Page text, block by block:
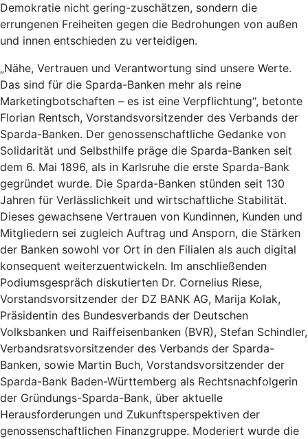
Demokratie nicht gering-zuschätzen, sondern die
errungenen Freiheiten gegen die Bedrohungen von außen
und innen entschieden zu verteidigen.
„Nähe, Vertrauen und Verantwortung sind unsere Werte.
Das sind für die Sparda-Banken mehr als reine
Marketingbotschaften – es ist eine Verpflichtung“, betonte
Florian Rentsch, Vorstandsvorsitzender des Verbands der
Sparda-Banken. Der genossenschaftliche Gedanke von
Solidarität und Selbsthilfe präge die Sparda-Banken seit
dem 6. Mai 1896, als in Karlsruhe die erste Sparda-Bank
gegründet wurde. Die Sparda-Banken stünden seit 130
Jahren für Verlässlichkeit und wirtschaftliche Stabilität.
Dieses gewachsene Vertrauen von Kundinnen, Kunden und
Mitgliedern sei zugleich Auftrag und Ansporn, die Stärken
der Banken sowohl vor Ort in den Filialen als auch digital
konsequent weiterzuentwickeln. Im anschließenden
Podiumsgespräch diskutierten Dr. Cornelius Riese,
Vorstandsvorsitzender der DZ BANK AG, Marija Kolak,
Präsidentin des Bundesverbands der Deutschen
Volksbanken und Raiffeisenbanken (BVR), Stefan Schindler,
Verbandsratsvorsitzender des Verbands der Sparda-
Banken, sowie Martin Buch, Vorstandsvorsitzender der
Sparda-Bank Baden-Württemberg als Rechtsnachfolgerin
der Gründungs-Sparda-Bank, über aktuelle
Herausforderungen und Zukunftsperspektiven der
genossenschaftlichen Finanzgruppe. Moderiert wurde die